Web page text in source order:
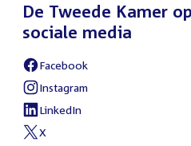
De Tweede Kamer op
sociale media
External
link:
Facebook
External
link:
Instagram
External
link:
LinkedIn
External
X